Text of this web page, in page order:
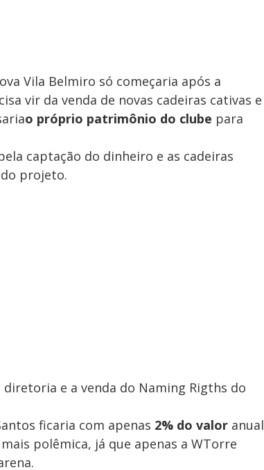
Vila Belmiro só começaria após a
vir da venda de novas cadeiras cativas e
o próprio patrimônio do clube para
captação do dinheiro e as cadeiras
projeto.
e a venda do Naming Rigths do
ficaria com apenas 2% do valor anual
polêmica, já que apenas a WTorre